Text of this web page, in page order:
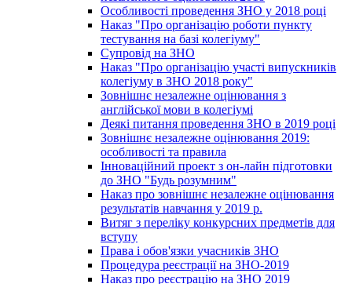
Особливості проведення ЗНО у 2018 році
Наказ "Про організацію роботи пункту
тестування на базі колегіуму"
Супровід на ЗНО
Наказ "Про організацію участі випускників
колегіуму в ЗНО 2018 року"
Зовнішнє незалежне оцінювання з
англійської мови в колегіумі
Деякі питання проведення ЗНО в 2019 році
Зовнішнє незалежне оцінювання 2019:
особливості та правила
Інноваційний проект з он-лайн підготовки
до ЗНО "Будь розумним"
Наказ про зовнішнє незалежне оцінювання
результатів навчання у 2019 р.
Витяг з переліку конкурсних предметів для
вступу
Права і обов'язки учасників ЗНО
Процедура реєстрації на ЗНО-2019
Наказ про реєстрацію на ЗНО 2019